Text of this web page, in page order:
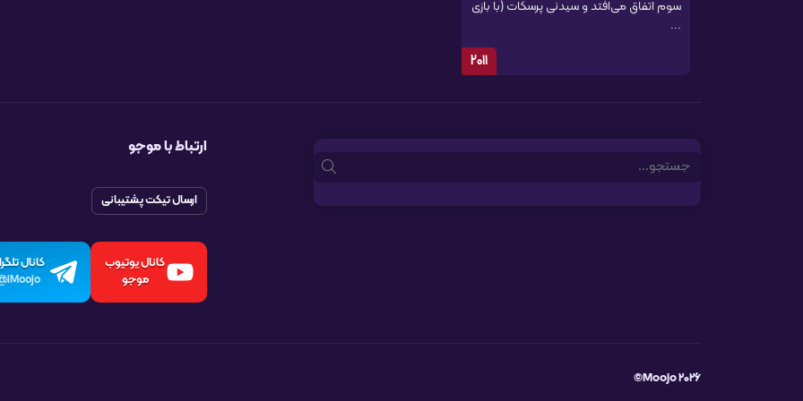
سوم اتفاق می‌افتد و سیدنی پرسکات (با بازی
...
2011
Search
ارتباط با موجو
ارسال تیکت پشتیبانی
کانال یوتیوب
موجو
کانال
iMoojo@
Moojo 2026©